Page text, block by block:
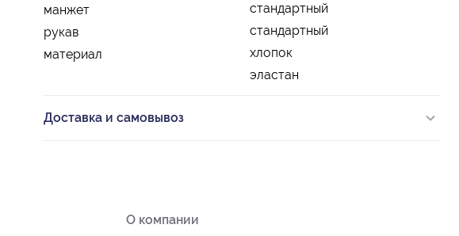
манжет
стандартный
рукав
стандартный
материал
хлопок
эластан
Доставка и самовывоз
О компании